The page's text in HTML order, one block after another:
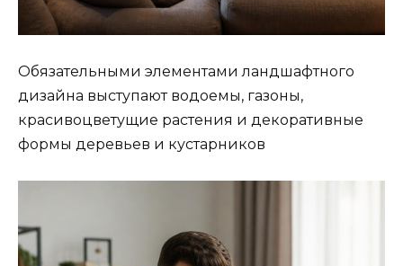
Обязательными элементами ландшафтного
дизайна выступают водоемы, газоны,
красивоцветущие растения и декоративные
формы деревьев и кустарников